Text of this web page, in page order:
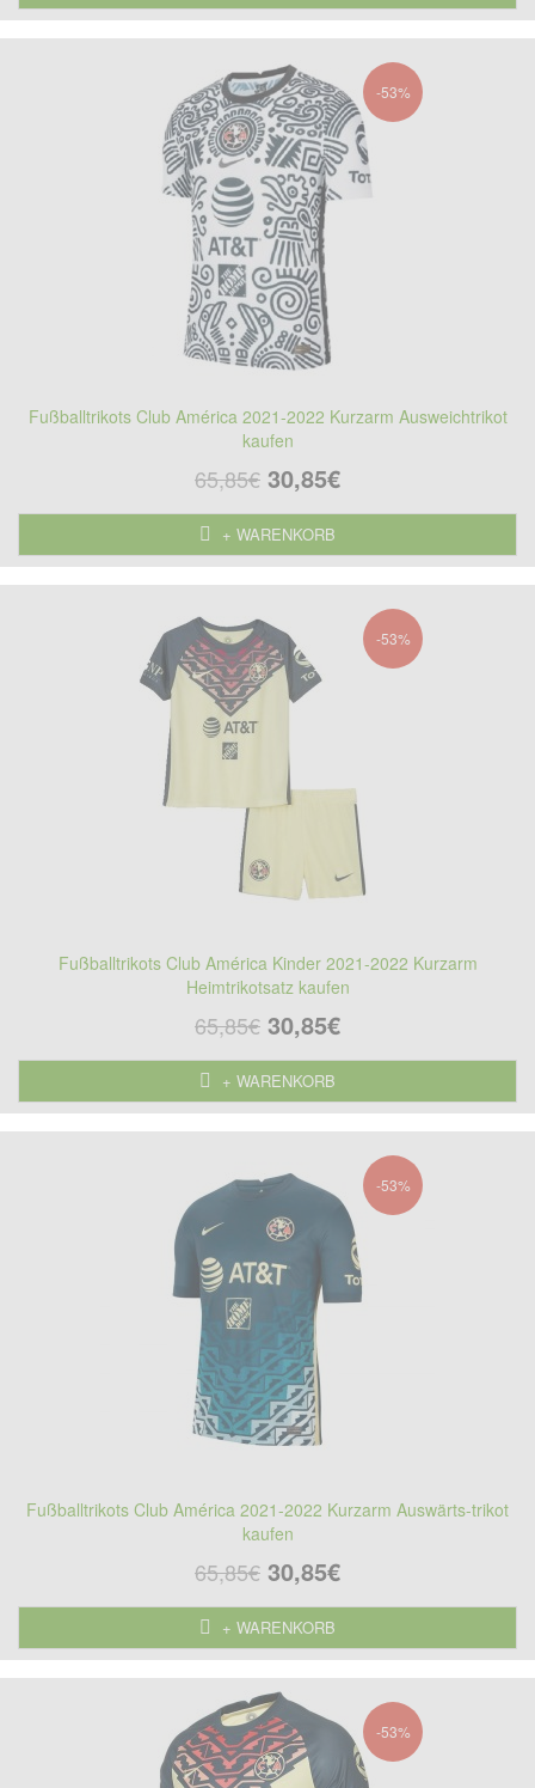
-53%
Fußballtrikots Club América 2021-2022 Kurzarm Ausweichtrikot
kaufen
65,85€ 30,85€
+ WARENKORB
-53%
Fußballtrikots Club América Kinder 2021-2022 Kurzarm
Heimtrikotsatz kaufen
65,85€ 30,85€
+ WARENKORB
-53%
Fußballtrikots Club América 2021-2022 Kurzarm Auswärts-trikot
kaufen
65,85€ 30,85€
+ WARENKORB
-53%